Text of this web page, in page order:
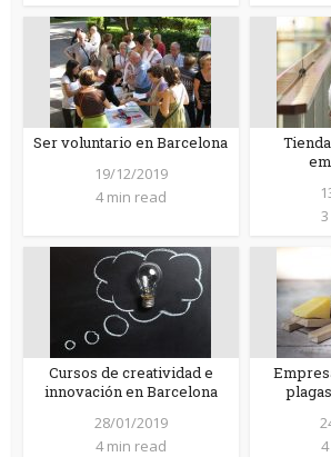
Ser voluntario en Barcelona
19/12/2019
4 min read
Cursos de creatividad e
innovación en Barcelona
28/01/2019
4 min read